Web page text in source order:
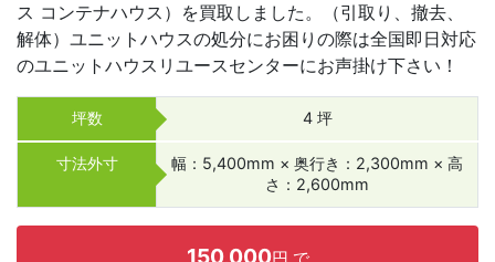
ス コンテナハウス）を買取しました。（引取り、撤去、
解体）ユニットハウスの処分にお困りの際は全国即日対応
のユニットハウスリユースセンターにお声掛け下さい！
坪数 4 坪
寸法外寸
幅：5,400mm × 奥行き：2,300mm × 高
さ：2,600mm